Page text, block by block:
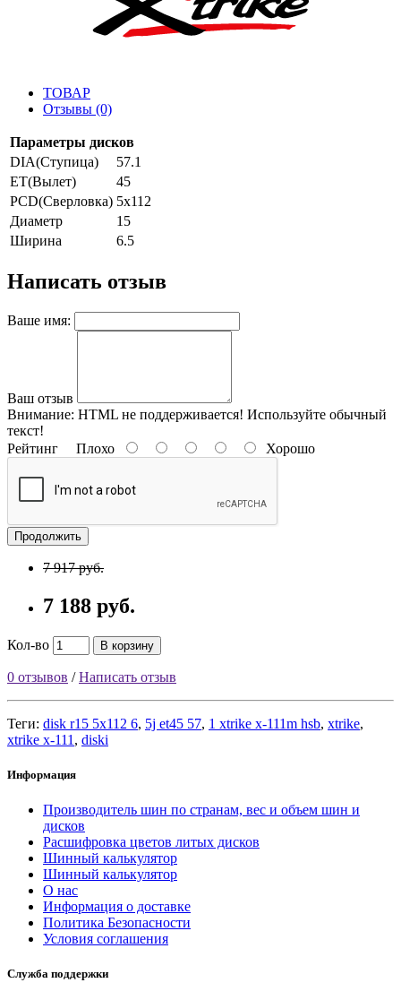
ТОВАР
Отзывы (0)
Параметры дисков
DIA(Ступица)
57.1
ET(Вылет)
45
PCD(Сверловка) 5x112
Диаметр
15
Ширина
6.5
Написать отзыв
Ваше имя:
Ваш отзыв
Внимание: HTML не поддерживается! Используйте обычный
текст!
Рейтинг Плохо Хорошо
Продолжить
7 917 руб.
7 188 руб.
Кол-во В корзину
0 отзывов /Написать отзыв
Теги: disk r15 5x112 6, 5j et45 57, 1 xtrike x-111m hsb, xtrike,
xtrike x-111 , diski
Информация
Производитель шин по странам, вес и объем шин и
дисков
Расшифровка цветов литых дисков
Шинный калькулятор
Шинный калькулятор
О нас
Информация о доставке
Политика Безопасности
Условия соглашения
Служба поддержки